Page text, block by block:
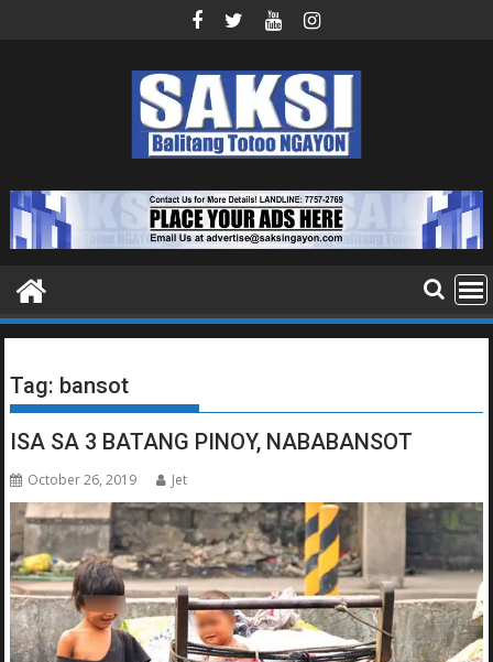
Tag: bansot
ISA SA 3 BATANG PINOY, NABABANSOT
October 26, 2019 Jet